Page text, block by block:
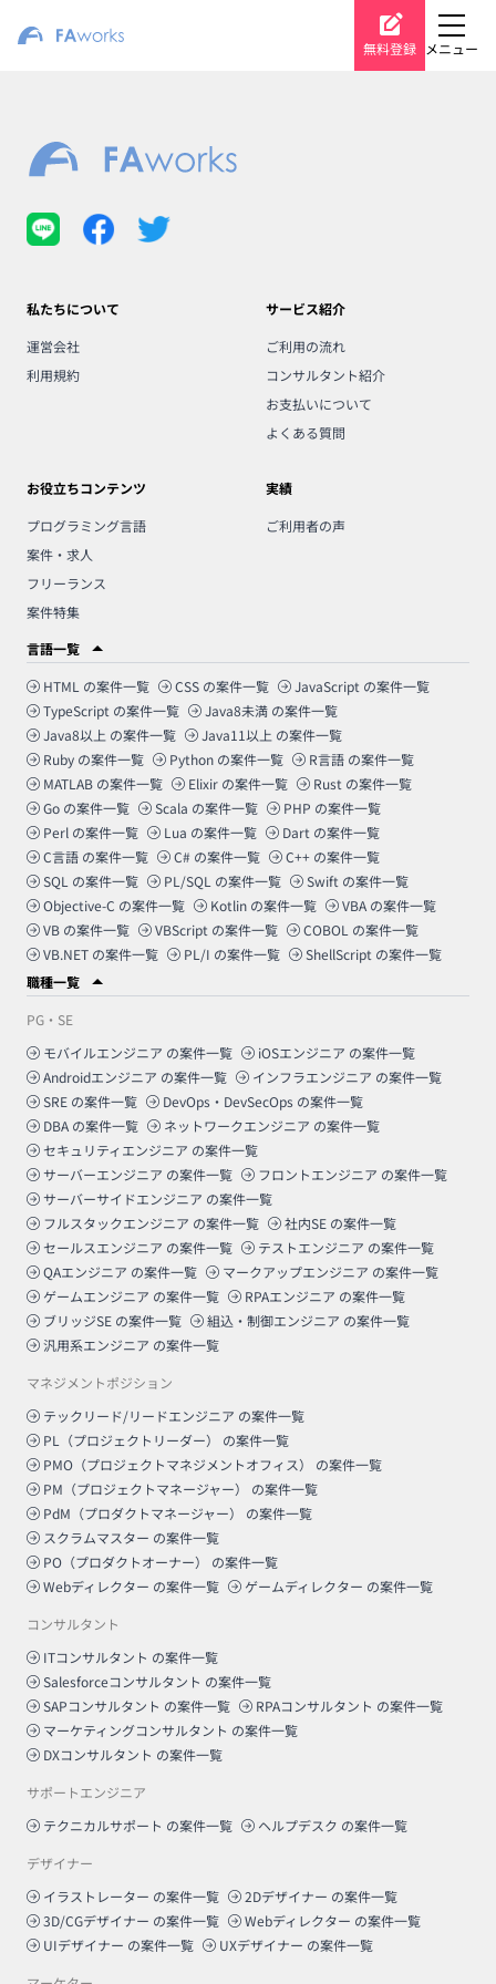
無料登録 メニュー
私たちについて
運営会社
利用規約
サービス紹介
ご利用の流れ
コンサルタント紹介
お支払いについて
よくある質問
お役立ちコンテンツ
プログラミング言語
案件・求人
フリーランス
案件特集
実績
ご利用者の声
言語一覧
HTML の案件一覧 CSS の案件一覧 JavaScript の案件一覧
TypeScript の案件一覧 Java8未満 の案件一覧
Java8以上 の案件一覧 Java11以上 の案件一覧
Ruby の案件一覧 Python の案件一覧 R言語 の案件一覧
MATLAB の案件一覧 Elixir の案件一覧 Rust の案件一覧
Go の案件一覧 Scala の案件一覧 PHP の案件一覧
Perl の案件一覧 Lua の案件一覧 Dart の案件一覧
C言語 の案件一覧 C# の案件一覧 C++ の案件一覧
SQL の案件一覧 PL/SQL の案件一覧 Swift の案件一覧
Objective-C の案件一覧 Kotlin の案件一覧 VBA の案件一覧
VB の案件一覧 VBScript の案件一覧 COBOL の案件一覧
VB.NET の案件一覧 PL/I の案件一覧 ShellScript の案件一覧
職種一覧
PG・SE
モバイルエンジニア の案件一覧 iOSエンジニア の案件一覧
Androidエンジニア の案件一覧 インフラエンジニア の案件一覧
SRE の案件一覧 DevOps・DevSecOps の案件一覧
DBA の案件一覧 ネットワークエンジニア の案件一覧
セキュリティエンジニア の案件一覧
サーバーエンジニア の案件一覧 フロントエンジニア の案件一覧
サーバーサイドエンジニア の案件一覧
フルスタックエンジニア の案件一覧 社内SE の案件一覧
セールスエンジニア の案件一覧 テストエンジニア の案件一覧
QAエンジニア の案件一覧 マークアップエンジニア の案件一覧
ゲームエンジニア の案件一覧 RPAエンジニア の案件一覧
ブリッジSE の案件一覧 組込・制御エンジニア の案件一覧
汎用系エンジニア の案件一覧
マネジメントポジション
テックリード/リードエンジニア の案件一覧
PL（プロジェクトリーダー）
の案件一覧
PMO（プロジェクトマネジメントオフィス）
の案件一覧
PM（プロジェクトマネージャー）
の案件一覧
PdM（プロダクトマネージャー）
の案件一覧
スクラムマスター の案件一覧
PO（プロダクトオーナー）
の案件一覧
Webディレクター の案件一覧 ゲームディレクター の案件一覧
コンサルタント
ITコンサルタント の案件一覧
Salesforceコンサルタント の案件一覧
SAPコンサルタント の案件一覧 RPAコンサルタント の案件一覧
マーケティングコンサルタント の案件一覧
DXコンサルタント の案件一覧
サポートエンジニア
テクニカルサポート の案件一覧 ヘルプデスク の案件一覧
デザイナー
イラストレーター の案件一覧 2Dデザイナー の案件一覧
3D/CGデザイナー の案件一覧 Webディレクター の案件一覧
UIデザイナー の案件一覧 UXデザイナー の案件一覧